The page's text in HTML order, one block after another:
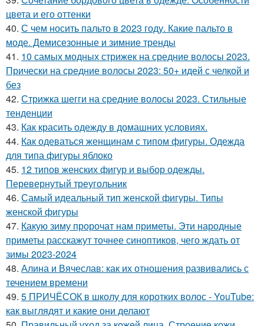
цвета и его оттенки
40. С чем носить пальто в 2023 году. Какие пальто в
моде. Демисезонные и зимние тренды
41. 10 самых модных стрижек на средние волосы 2023.
Прически на средние волосы 2023: 50+ идей с челкой и
без
42. Стрижка шегги на средние волосы 2023. Стильные
тенденции
43. Как красить одежду в домашних условиях.
44. Как одеваться женщинам с типом фигуры. Одежда
для типа фигуры яблоко
45. 12 типов женских фигур и выбор одежды.
Перевернутый треугольник
46. Самый идеальный тип женской фигуры. Типы
женской фигуры
47. Какую зиму пророчат нам приметы. Эти народные
приметы расскажут точнее синоптиков, чего ждать от
зимы 2023-2024
48. Алина и Вячеслав: как их отношения развивались с
течением времени
49. 5 ПРИЧЁСОК в школу для коротких волос ‍- YouTube:
как выглядят и какие они делают